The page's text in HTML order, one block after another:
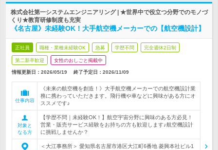
株式会社第一システムエンジニアリング | ★世界中で役立つ分野でのモノづ
くり★教育研修制度も充実
《名古屋》未経験OK！大手航空機メーカーでの【航空機設計】
正社員 職種・業種未経験OK 急募 学歴不問 完全週休2日制
第二新卒歓迎 女性のおしごと掲載中
情報更新日：2026/05/19 終了予定日： 2026/11/09
仕事内容
《未来の航空機を創造！》大手航空機メーカーでの航空機設計業
務に携わっていただきます。飛行機や車などに興味がある方にオ
ススメです♪
対象と
なる方
【学歴不問｜未経験OK！】航空宇宙分野に興味のある方必見！
営業・販売サービス経験をお持ちの方も歓迎します♪航空機設計
に挑戦しませんか？
＜大江事務所＞ 愛知県名古屋市港区大江町6番地 菱興本社ビル1